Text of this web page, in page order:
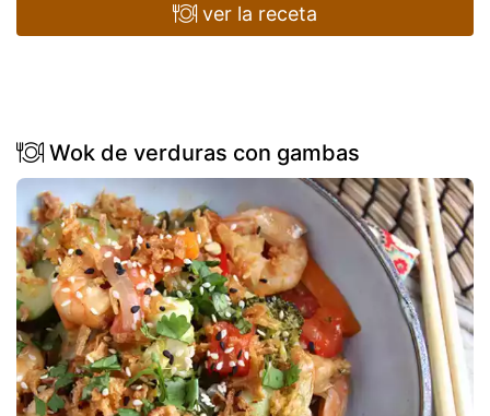
ver la receta
Wok de verduras con gambas